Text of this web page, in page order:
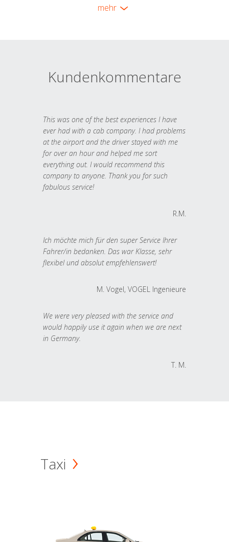
mehr
Kundenkommentare
This was one of the best experiences I have
ever had with a cab company. I had problems
at the airport and the driver stayed with me
for over an hour and helped me sort
everything out. I would recommend this
company to anyone. Thank you for such
fabulous service!
R.M.
Ich möchte mich für den super Service Ihrer
Fahrer/in bedanken. Das war Klasse, sehr
flexibel und absolut empfehlenswert!
M. Vogel, VOGEL Ingenieure
We were very pleased with the service and
would happily use it again when we are next
in Germany.
T. M.
Taxi